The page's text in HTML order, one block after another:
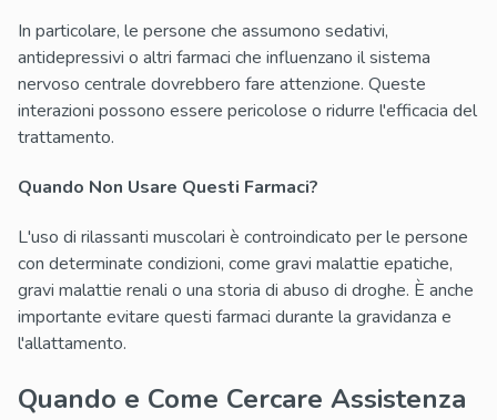
In particolare, le persone che assumono sedativi,
antidepressivi o altri farmaci che influenzano il sistema
nervoso centrale dovrebbero fare attenzione. Queste
interazioni possono essere pericolose o ridurre l'efficacia del
trattamento.
Quando Non Usare Questi Farmaci?
L'uso di rilassanti muscolari è controindicato per le persone
con determinate condizioni, come gravi malattie epatiche,
gravi malattie renali o una storia di abuso di droghe. È anche
importante evitare questi farmaci durante la gravidanza e
l'allattamento.
Quando e Come Cercare Assistenza